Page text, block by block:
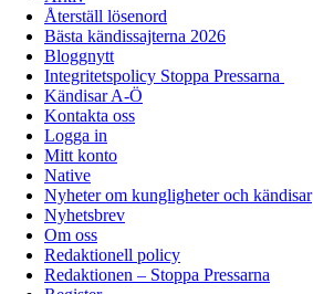
Återställ lösenord
Bästa kändissajterna 2026
Bloggnytt
Integritetspolicy Stoppa Pressarna
Kändisar A-Ö
Kontakta oss
Logga in
Mitt konto
Native
Nyheter om kungligheter och kändisar
Nyhetsbrev
Om oss
Redaktionell policy
Redaktionen – Stoppa Pressarna